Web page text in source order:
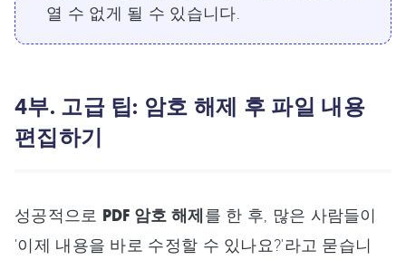
열 수 없게 될 수 있습니다.
4부. 고급 팁: 암호 해제 후 파일 내용
편집하기
성공적으로 PDF 암호 해제를 한 후, 많은 사람들이
'이제 내용을 바로 수정할 수 있나요?'라고 묻습니